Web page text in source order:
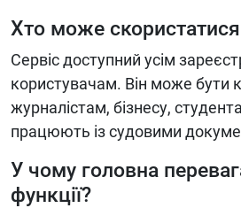
Хто може
Сервіс доступний усім
користувачам. Він може бути
журналістам, бізнесу,
працюють із судовими
У чому головна
функції?